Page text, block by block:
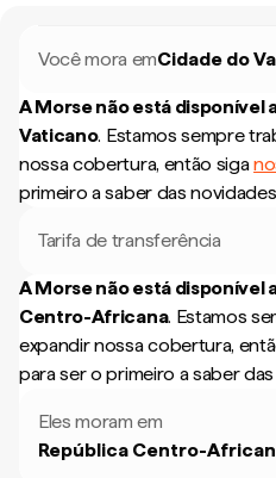
Você mora emCidade do
A Morse não está disponível
Vaticano. Estamos sempre
nossa cobertura, então siga
primeiro a saber das
Tarifa de transferência
A Morse não está disponível
Centro-Africana. Estamos
expandir nossa cobertura,
para ser o primeiro a saber
Eles moram em
República Centro-